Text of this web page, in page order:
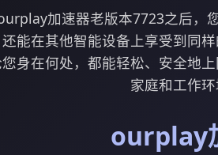
加速器老版本7723之后，
能在其他智能设备上享受到同
身在何处，都能轻松、安全地
家庭和工作
ourplay